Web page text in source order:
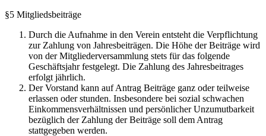
§5 Mitgliedsbeiträge
Durch die Aufnahme in den Verein entsteht die Verpflichtung
zur Zahlung von Jahresbeiträgen. Die Höhe der Beiträge wird
von der Mitgliederversammlung stets für das folgende
Geschäftsjahr festgelegt. Die Zahlung des Jahresbeitrages
erfolgt jährlich.
Der Vorstand kann auf Antrag Beiträge ganz oder teilweise
erlassen oder stunden. Insbesondere bei sozial schwachen
Einkommensverhältnissen und persönlicher Unzumutbarkeit
bezüglich der Zahlung der Beiträge soll dem Antrag
stattgegeben werden.